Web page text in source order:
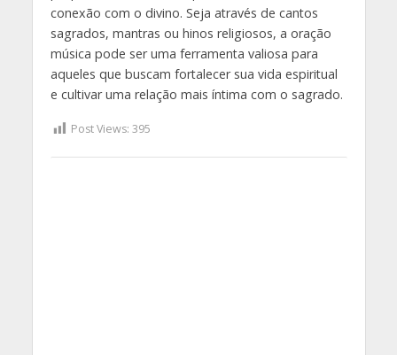
conexão com o divino. Seja através de cantos
sagrados, mantras ou hinos religiosos, a oração
música pode ser uma ferramenta valiosa para
aqueles que buscam fortalecer sua vida espiritual
e cultivar uma relação mais íntima com o sagrado.
Post Views: 395